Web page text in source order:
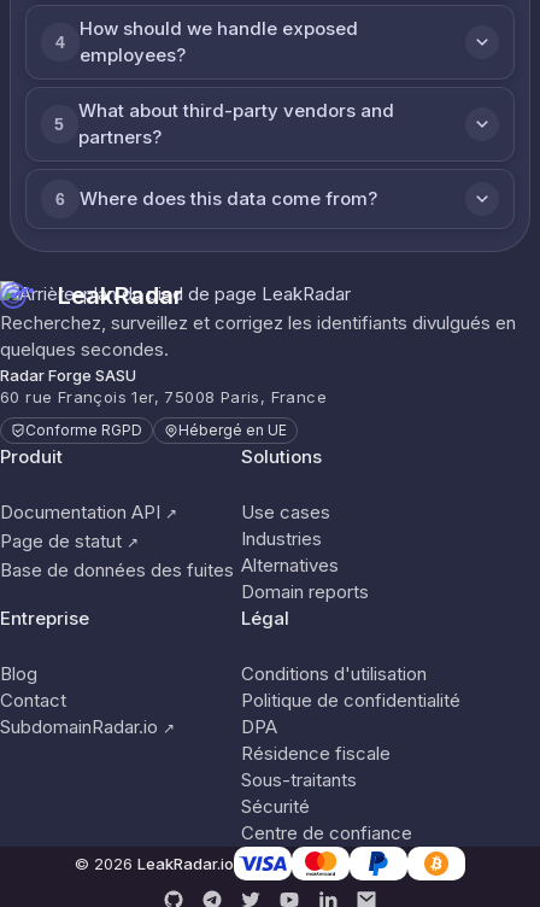
4
How should we handle exposed
employees?
5
What about third-party vendors and
partners?
6 Where does this data come from?
LeakRadar
Recherchez, surveillez et corrigez les identifiants divulgués en
quelques secondes.
Radar Forge SASU
60 rue François 1er, 75008 Paris, France
Conforme RGPD Hébergé en UE
Produit
Documentation API ↗
Page de statut ↗
Base de données des fuites
Solutions
Use cases
Industries
Alternatives
Domain reports
Entreprise
Blog
Contact
SubdomainRadar.io ↗
Légal
Conditions d'utilisation
Politique de confidentialité
DPA
Résidence fiscale
Sous-traitants
Sécurité
Centre de confiance
© 2026 LeakRadar.io